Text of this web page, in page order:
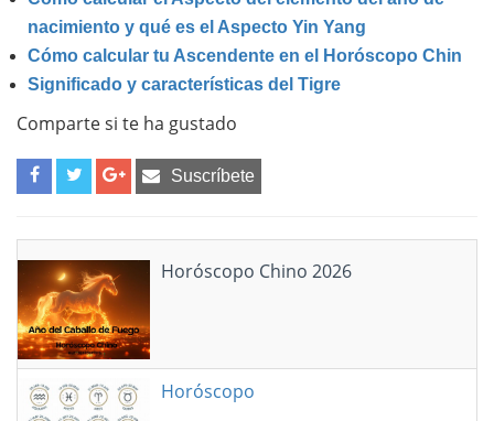
nacimiento y qué es el Aspecto Yin Yang
Cómo calcular tu Ascendente en el Horóscopo Chin
Significado y características del Tigre
Comparte si te ha gustado
Suscríbete
Horóscopo Chino 2026
Horóscopo